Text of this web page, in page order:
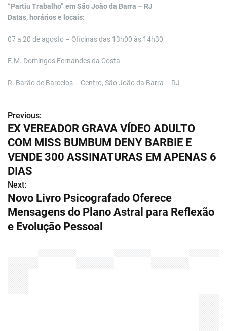
“Partiu Trabalho” em São João da Barra – RJ
Datas, horários e locais:
07 a 20 de agosto – Oficinas das 13h00 às 14h30
E.M. Domingos Fernandes da Costa
R. Barão de Barcelos – Centro, São João da Barra – RJ
N
a
v
e
g
a
ç
Previous:
EX VEREADOR GRAVA VÍDEO ADULTO
COM MISS BUMBUM DENY BARBIE E
VENDE 300 ASSINATURAS EM APENAS 6
DIAS
Next:
Novo Livro Psicografado Oferece
Mensagens do Plano Astral para Reflexão
e Evolução Pessoal